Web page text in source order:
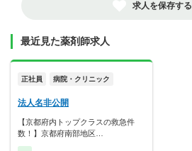
求人を保存する
最近見た薬剤師求人
正社員 病院・クリニック
法人名非公開
【京都府内トップクラスの救急件
数！】京都府南部地区…